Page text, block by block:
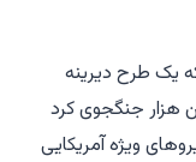
یک طرح دیرینه
هزار جنگجوی کرد
ویژه آمریکایی